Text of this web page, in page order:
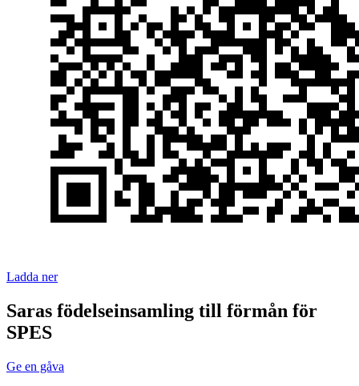
Ladda ner
Saras födelseinsamling till förmån för
SPES
Ge en gåva